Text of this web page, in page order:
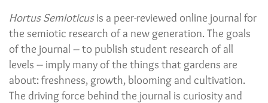
Hortus Semioticusis a peer-reviewed online journal for
the semiotic research of a new generation. The goals
of the journal – to publish student research of all
levels – imply many of the things that gardens are
about: freshness, growth, blooming and cultivation.
The driving force behind the journal is curiosity and